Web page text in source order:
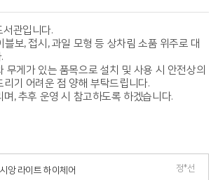
관입니다.
보, 접시, 과일 모형 등 상차림 소품 위주로 대
무게가 있는 품목으로 설치 및 사용 시 안전상의
기 어려운 점 양해 부탁드립니다.
, 추후 운영 시 참고하도록 하겠습니다.
앙 라이트 하이체어 정*선